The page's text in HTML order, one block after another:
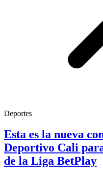
Deportes
Esta es la nueva
Deportivo Cali
de la Liga BetPlay